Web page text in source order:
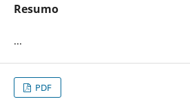
Resumo
...
PDF